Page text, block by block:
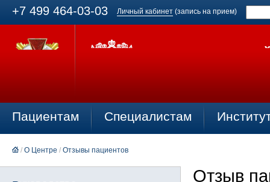
+7 499 464-03-03 Личный кабинет (запись на прием)
Пациентам Специалистам
/ О Центре / Отзывы пациентов
Отзыв